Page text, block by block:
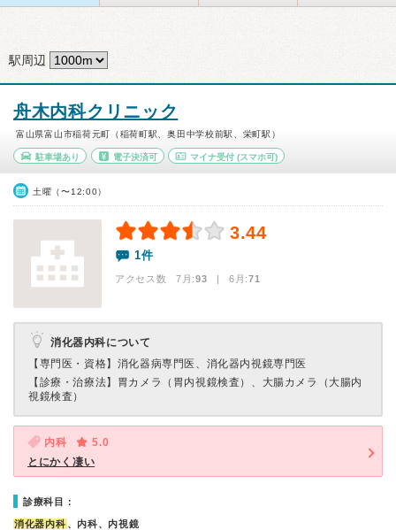
駅周辺
舟木内科クリニック
富山県富山市稲荷元町（稲荷町駅、奥田中学校前駅、栄町駅）
駐車場あり 電子決済可 マイナ受付 (スマホ可)
土曜（〜12:00）
3.44
1件
アクセス数 7月:93 | 6月:71
消化器内科について
【専門医・資格】 消化器病専門医、消化器内視鏡専門医
【診療・治療法】 胃カメラ（胃内視鏡検査）、大腸カメラ（大腸内
視鏡検査）
内科
5.0
とにかく凄い
診療科目：
消化器内科 、内科、内視鏡